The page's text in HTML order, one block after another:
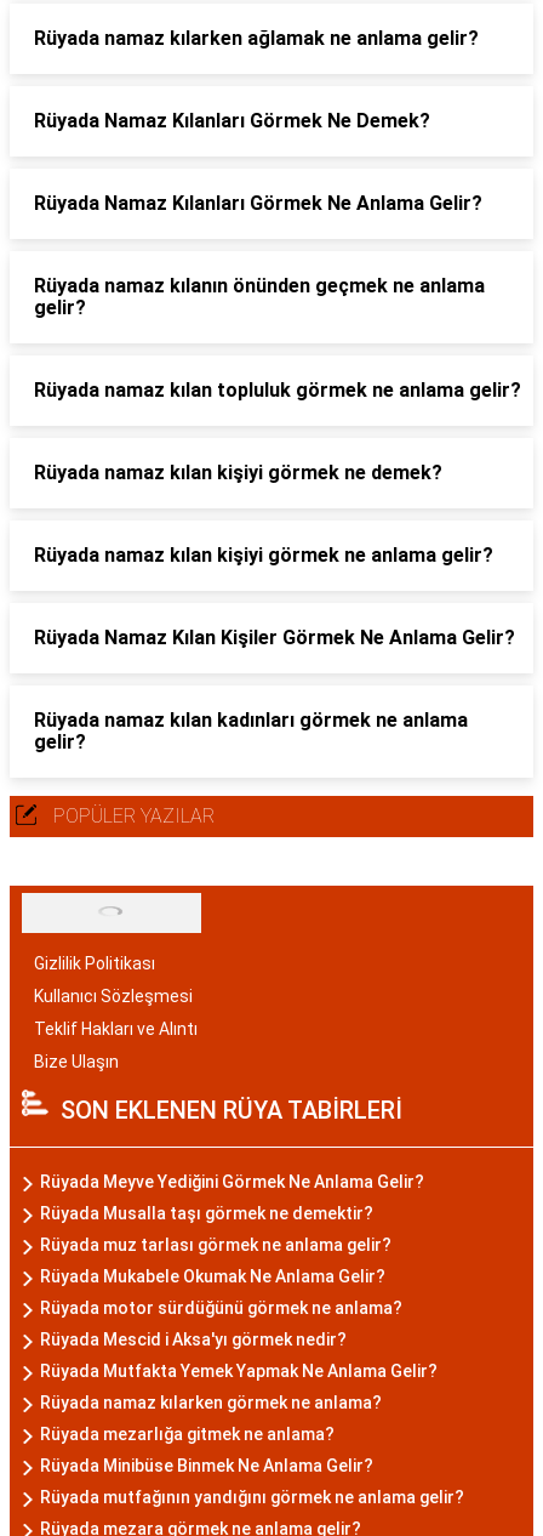
Rüyada namaz kılarken ağlamak ne anlama gelir?
Rüyada Namaz Kılanları Görmek Ne Demek?
Rüyada Namaz Kılanları Görmek Ne Anlama Gelir?
Rüyada namaz kılanın önünden geçmek ne anlama
gelir?
Rüyada namaz kılan topluluk görmek ne anlama gelir?
Rüyada namaz kılan kişiyi görmek ne demek?
Rüyada namaz kılan kişiyi görmek ne anlama gelir?
Rüyada Namaz Kılan Kişiler Görmek Ne Anlama Gelir?
Rüyada namaz kılan kadınları görmek ne anlama
gelir?
POPÜLER YAZILAR
Gizlilik Politikası
Kullanıcı Sözleşmesi
Teklif Hakları ve Alıntı
Bize Ulaşın
SON EKLENEN RÜYA TABİRLERİ
Rüyada Meyve Yediğini Görmek Ne Anlama Gelir?
Rüyada Musalla taşı görmek ne demektir?
Rüyada muz tarlası görmek ne anlama gelir?
Rüyada Mukabele Okumak Ne Anlama Gelir?
Rüyada motor sürdüğünü görmek ne anlama?
Rüyada Mescid i Aksa'yı görmek nedir?
Rüyada Mutfakta Yemek Yapmak Ne Anlama Gelir?
Rüyada namaz kılarken görmek ne anlama?
Rüyada mezarlığa gitmek ne anlama?
Rüyada Minibüse Binmek Ne Anlama Gelir?
Rüyada mutfağının yandığını görmek ne anlama gelir?
Rüyada mezara görmek ne anlama gelir?